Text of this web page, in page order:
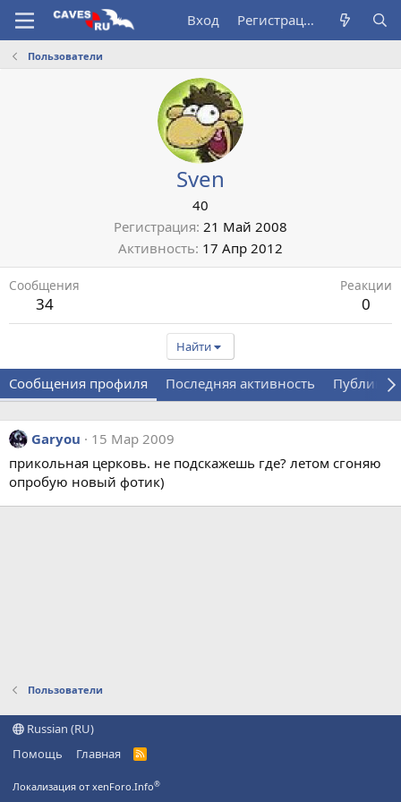
Вход Регистрация
Пользователи
Sven
40
Регистрация 21 Май 2008
Активность 17 Апр 2012
Сообщения
34
Реакции
0
Найти
Сообщения профиля Последняя активность
Garyou
15 Мар 2009
прикольная церковь. не подскажешь где? летом сгоняю
опробую новый фотик)
Пользователи
Russian (RU)
Помощь
Главная
R
Локализация от xenForo.Info®